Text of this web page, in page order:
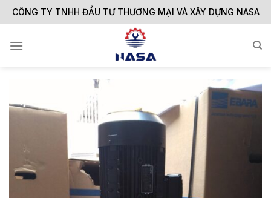
Skip
to
CÔNG TY TNHH ĐẦU TƯ THƯƠNG MẠI VÀ XÂY DỰNG NASA